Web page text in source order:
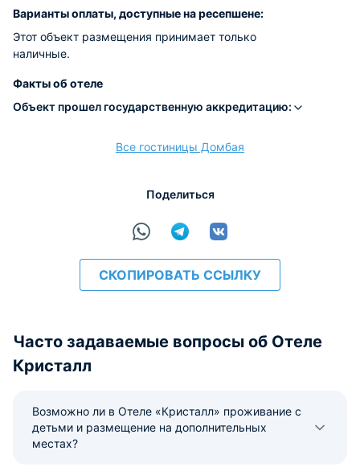
Варианты оплаты, доступные на ресепшене:
Этот объект размещения принимает только
наличные.
Факты об отеле
Объект прошел государственную аккредитацию:
Все гостиницы Домбая
Поделиться
СКОПИРОВАТЬ ССЫЛКУ
Часто задаваемые вопросы об Отеле
Кристалл
Возможно ли в Отеле «Кристалл» проживание с
детьми и размещение на дополнительных
местах?